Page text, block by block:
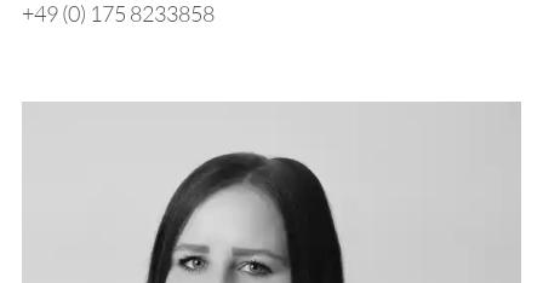
+49 (0) 175 8233858